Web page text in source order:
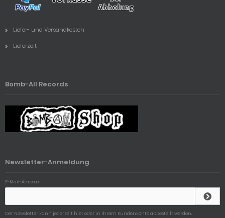
Liefer- und Versandkosten
Lieferzeit
Bomb-All Records
Newsletter-Anmeldung
E-Mail-Adresse:
Der Newsletter kann jederzeit hier oder in Ihrem Kundenkonto abbestellt werden.